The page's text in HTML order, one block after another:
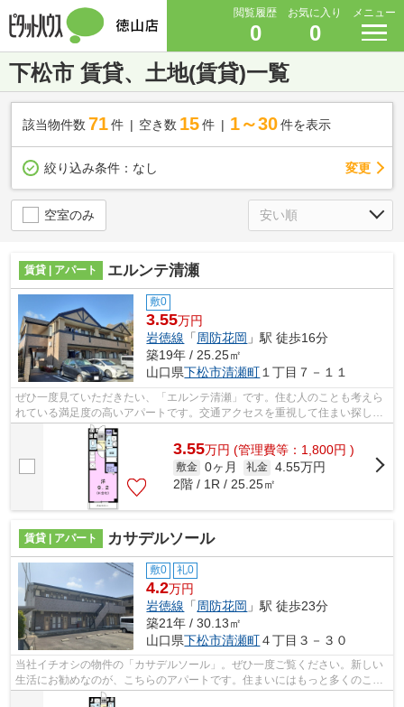
閲覧履歴
0
お気に入り
0
メニュー
下松市 賃貸、土地(賃貸)一覧
該当物件数 71件 空き数 15 件 1～30 件を表示
絞り込み条件： なし 変更
空室のみ
賃貸 | アパート エルンテ清瀬
敷0
3.55万円
岩徳線 「周防花岡 」駅 徒歩16分
築19年 / 25.25㎡
山口県下松市清瀬町１丁目７－１１
ぜひ一度見ていただきたい、「エルンテ清瀬」です。住む人のことも考えら
れている満足度の高いアパートです。交通アクセスを重視して住まい探しを
するなら、当社にお任せください！こ...
3.55万円 (管理費等：1,800円 )
敷金 0ヶ月 礼金 4.55万円
2階 / 1R / 25.25㎡
賃貸 | アパート カサデルソール
敷0 礼0
4.2万円
岩徳線 「周防花岡 」駅 徒歩23分
築21年 / 30.13㎡
山口県下松市清瀬町４丁目３－３０
当社イチオシの物件の「カサデルソール」。ぜひ一度ご覧ください。新しい
生活にお勧めなのが、こちらのアパートです。住まいにはもっと多くのこと
を望んでみてもいいと思います。快適...